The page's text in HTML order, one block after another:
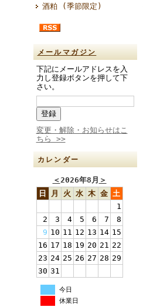
酒粕 (季節限定)
メールマガジン
下記にメールアドレスを入
力し登録ボタンを押して下
さい。
変更・解除・お知らせはこ
ちら >>
カレンダー
＜2026年8月 ＞
日
月 火 水 木 金 土
1
2
3 4 5 6 7
8
9 10 11 12 13 14 15
16 17 18 19 20 21 22
23 24 25 26 27 28 29
30 31
今日
休業日